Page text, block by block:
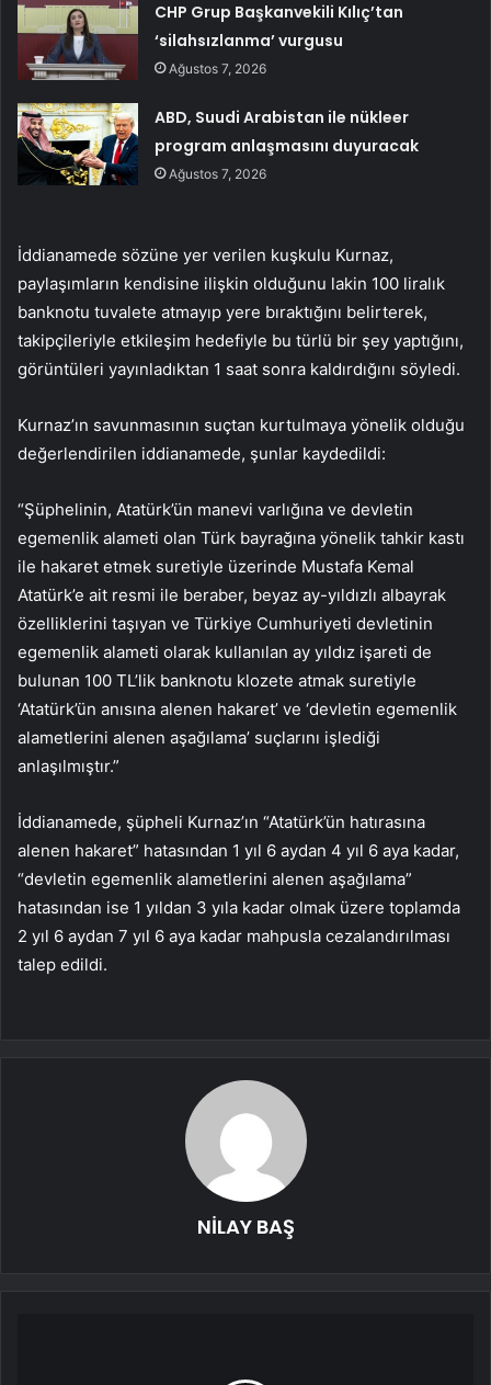
CHP Grup Başkanvekili Kılıç’tan
‘silahsızlanma’ vurgusu
Ağustos 7, 2026
ABD, Suudi Arabistan ile nükleer
program anlaşmasını duyuracak
Ağustos 7, 2026
İddianamede sözüne yer verilen kuşkulu Kurnaz,
paylaşımların kendisine ilişkin olduğunu lakin 100 liralık
banknotu tuvalete atmayıp yere bıraktığını belirterek,
takipçileriyle etkileşim hedefiyle bu türlü bir şey yaptığını,
görüntüleri yayınladıktan 1 saat sonra kaldırdığını söyledi.
Kurnaz’ın savunmasının suçtan kurtulmaya yönelik olduğu
değerlendirilen iddianamede, şunlar kaydedildi:
“Şüphelinin, Atatürk’ün manevi varlığına ve devletin
egemenlik alameti olan Türk bayrağına yönelik tahkir kastı
ile hakaret etmek suretiyle üzerinde Mustafa Kemal
Atatürk’e ait resmi ile beraber, beyaz ay-yıldızlı albayrak
özelliklerini taşıyan ve Türkiye Cumhuriyeti devletinin
egemenlik alameti olarak kullanılan ay yıldız işareti de
bulunan 100 TL’lik banknotu klozete atmak suretiyle
‘Atatürk’ün anısına alenen hakaret’ ve ‘devletin egemenlik
alametlerini alenen aşağılama’ suçlarını işlediği
anlaşılmıştır.”
İddianamede, şüpheli Kurnaz’ın “Atatürk’ün hatırasına
alenen hakaret” hatasından 1 yıl 6 aydan 4 yıl 6 aya kadar,
“devletin egemenlik alametlerini alenen aşağılama”
hatasından ise 1 yıldan 3 yıla kadar olmak üzere toplamda
2 yıl 6 aydan 7 yıl 6 aya kadar mahpusla cezalandırılması
talep edildi.
NİLAY BAŞ